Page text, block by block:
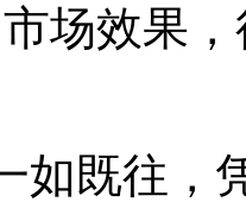
场效果
如既往，